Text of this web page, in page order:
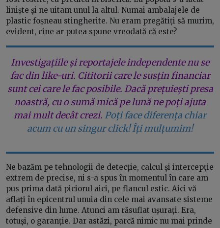
liniște și ne uitam unul la altul. Numai ambalajele de
plastic foșneau stingherite. Nu eram pregătiți să murim,
evident, cine ar putea spune vreodată că este?
Investigațiile și reportajele independente nu se
fac din like-uri. Cititorii care le susțin financiar
sunt cei care le fac posibile. Dacă prețuiești presa
noastră, cu o sumă mică pe lună ne poți ajuta
mai mult decât crezi. Poți face diferența chiar
acum cu un singur click! Îți mulțumim!
Ne bazăm pe tehnologii de detecție, calcul și intercepție
extrem de precise, ni s-a spus în momentul în care am
pus prima dată piciorul aici, pe flancul estic. Aici vă
aflați în epicentrul unuia din cele mai avansate sisteme
defensive din lume. Atunci am răsuflat ușurați. Era,
totuși, o garanție. Dar astăzi, parcă nimic nu mai prinde